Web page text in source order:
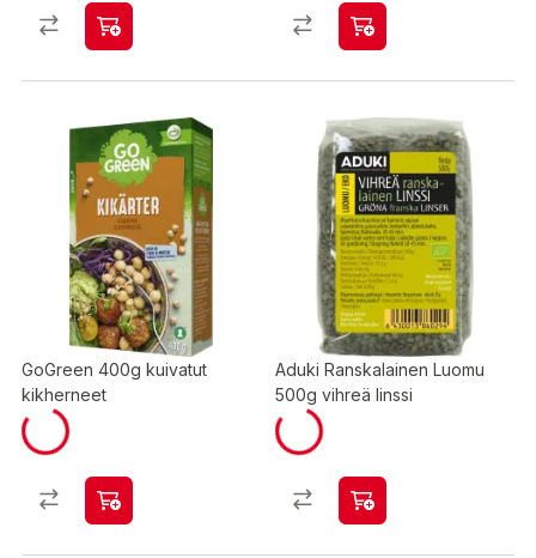
GoGreen 400g kuivatut
kikherneet
Aduki Ranskalainen Luomu
500g vihreä linssi